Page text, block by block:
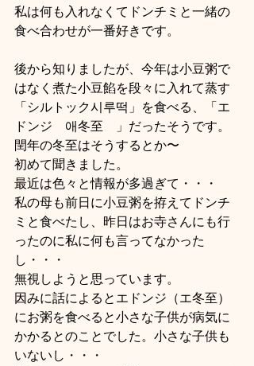
私は何も入れなくてドンチミと一緒の
食べ合わせが一番好きです。
後から知りましたが、今年は小豆粥で
はなく煮た小豆餡を段々に入れて蒸す
「シルトック시루떡」を食べる、「エ
ドンジ　애冬至　」だったそうです。
閏年の冬至はそうするとか〜
初めて聞きました。
最近は色々と情報が多過ぎて・・・
私の母も前日に小豆粥を拵えてドンチ
ミと食べたし、昨日はお寺さんにも行
ったのに私に何も言ってなかった
し・・・
無視しようと思っています。
因みに話によるとエドンジ（エ冬至）
にお粥を食べると小さな子供が病気に
かかるとのことでした。小さな子供も
いないし・・・